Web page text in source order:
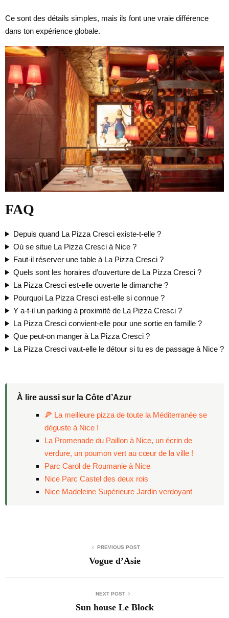
Ce sont des détails simples, mais ils font une vraie différence
dans ton expérience globale.
FAQ
Depuis quand La Pizza Cresci existe-t-elle ?
Où se situe La Pizza Cresci à Nice ?
Faut-il réserver une table à La Pizza Cresci ?
Quels sont les horaires d’ouverture de La Pizza Cresci ?
La Pizza Cresci est-elle ouverte le dimanche ?
Pourquoi La Pizza Cresci est-elle si connue ?
Y a-t-il un parking à proximité de La Pizza Cresci ?
La Pizza Cresci convient-elle pour une sortie en famille ?
Que peut-on manger à La Pizza Cresci ?
La Pizza Cresci vaut-elle le détour si tu es de passage à Nice ?
À lire aussi sur la Côte d’Azur
🍕 La meilleure pizza de toute la Méditerranée se
déguste à Nice !
La Promenade du Paillon à Nice, un écrin de
verdure, un poumon vert au cœur de la ville !
Parc Carol de Roumanie à Nice
Nice Parc Castel des deux rois
Nice Madeleine Supérieure Jardin verdoyant
PREVIOUS POST
Vogue d’Asie
NEXT POST
Sun house Le Block